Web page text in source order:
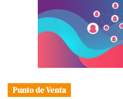
Punto de Venta